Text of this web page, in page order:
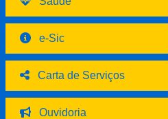
e-Sic
Carta de Serviços
Ouvidoria